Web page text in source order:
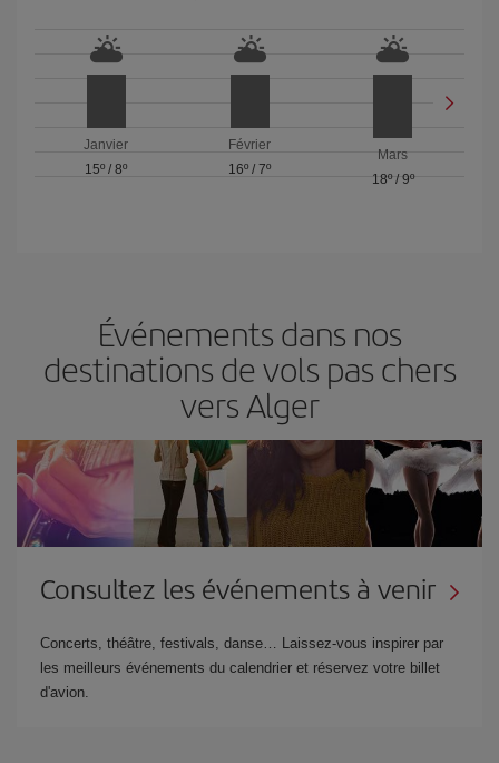
Janvier
15º /8º
Février
16º / 7º
Mars
18º/ 9º
Événements dans nos
destinations de vols pas chers
vers Alger
Consultez les événements à venir
Concerts, théâtre, festivals, danse… Laissez-vous inspirer par
les meilleurs événements du calendrier et réservez votre billet
d'avion.